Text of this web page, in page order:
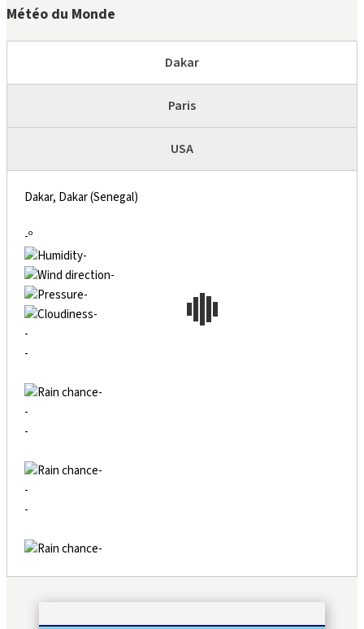
Météo du Monde
Dakar
Paris
USA
Dakar, Dakar (Senegal)
-º
-
-
-
-
-
-
-
-
-
-
-
-
-